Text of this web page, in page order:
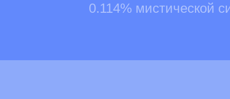
0.114% мистической